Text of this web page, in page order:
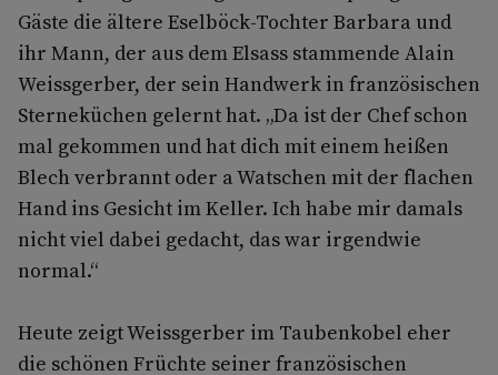
Gäste die ältere Eselböck-Tochter Barbara und
ihr Mann, der aus dem Elsass stammende Alain
Weissgerber, der sein Handwerk in französischen
Sterneküchen gelernt hat. „Da ist der Chef schon
mal gekommen und hat dich mit einem heißen
Blech verbrannt oder a Watschen mit der flachen
Hand ins Gesicht im Keller. Ich habe mir damals
nicht viel dabei gedacht, das war irgendwie
normal.“
Heute zeigt Weissgerber im Taubenkobel eher
die schönen Früchte seiner französischen